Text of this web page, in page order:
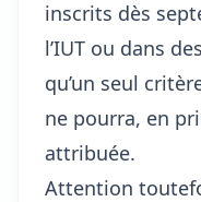
inscrits dès
l’IUT ou dans
qu’un seul
ne pourra, en
attribuée.
Attention